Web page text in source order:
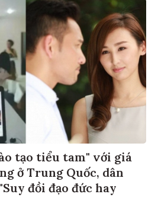
tạo tiểu tam" với giá
ở Trung Quốc, dân
đồi đạo đức hay